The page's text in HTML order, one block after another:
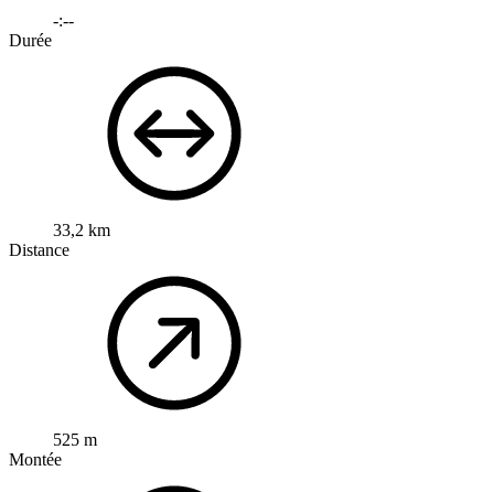
-:--
Durée
33,2 km
Distance
525 m
Montée